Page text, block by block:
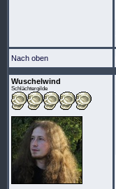
Nach oben
Wuschelwind
Schlächtergilde